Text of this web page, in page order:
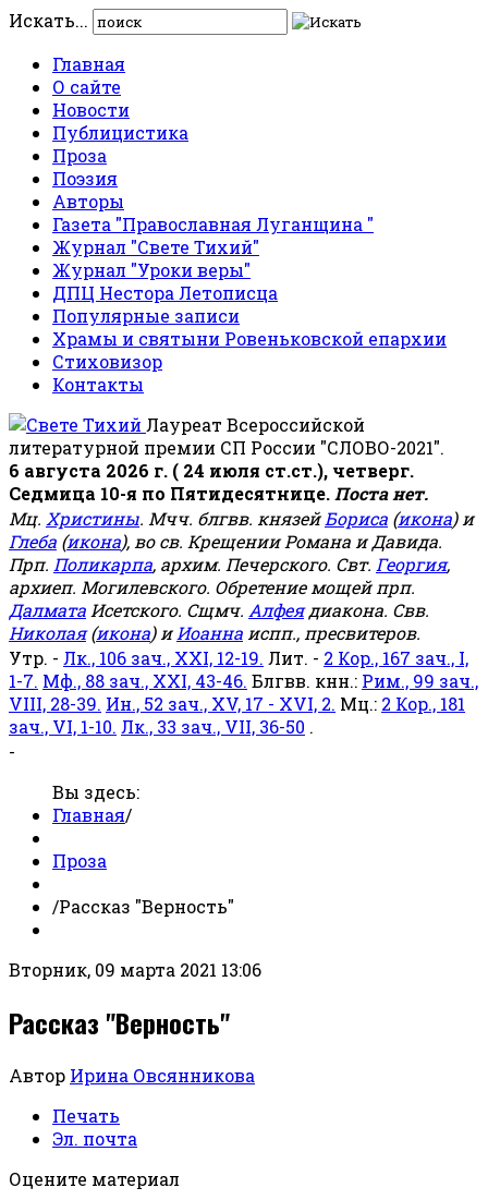
Искать...
Главная
О сайте
Новости
Публицистика
Проза
Поэзия
Авторы
Газета "Православная Луганщина "
Журнал "Свете Тихий"
Журнал "Уроки веры"
ДПЦ Нестора Летописца
Популярные записи
Храмы и святыни Ровеньковской епархии
Стиховизор
Контакты
Лауреат Всероссийской
литературной премии СП России "СЛОВО-2021".
6 августа 2026 г. ( 24 июля ст.ст.), четверг.
Седмица 10-я по Пятидесятнице. Поста нет.
Мц. Христины. Мчч. блгвв. князейБориса (икона) и
Глеба (икона), во св. Крещении Романа и Давида.
Прп. Поликарпа, архим. Печерского. Свт. Георгия,
архиеп. Могилевского. Обретение мощей прп.
Далмата Исетского. Сщмч. Алфеядиакона. Свв.
Николая(икона) иИоанна испп., пресвитеров.
Утр. - Лк., 106 зач., XXI, 12-19. Лит. - 2 Кор., 167 зач., I,
1-7. Мф., 88 зач., XXI, 43-46. Блгвв. кнн.: Рим., 99 зач.,
VIII, 28-39. Ин., 52 зач., XV, 17 - XVI, 2. Мц.: 2 Кор., 181
зач., VI, 1-10. Лк., 33 зач., VII, 36-50 .
-
Вы здесь:
Главная/
Проза
/Рассказ "Верность"
Вторник, 09 марта 2021 13:06
Рассказ "Верность"
Автор Ирина Овсянникова
Печать
Эл. почта
Оцените материал